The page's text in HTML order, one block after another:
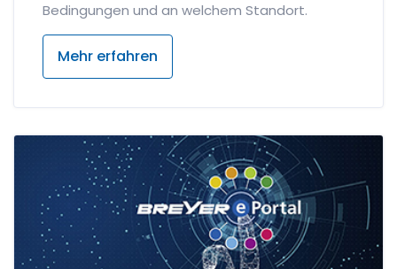
Bedingungen und an welchem Standort.
Mehr erfahren